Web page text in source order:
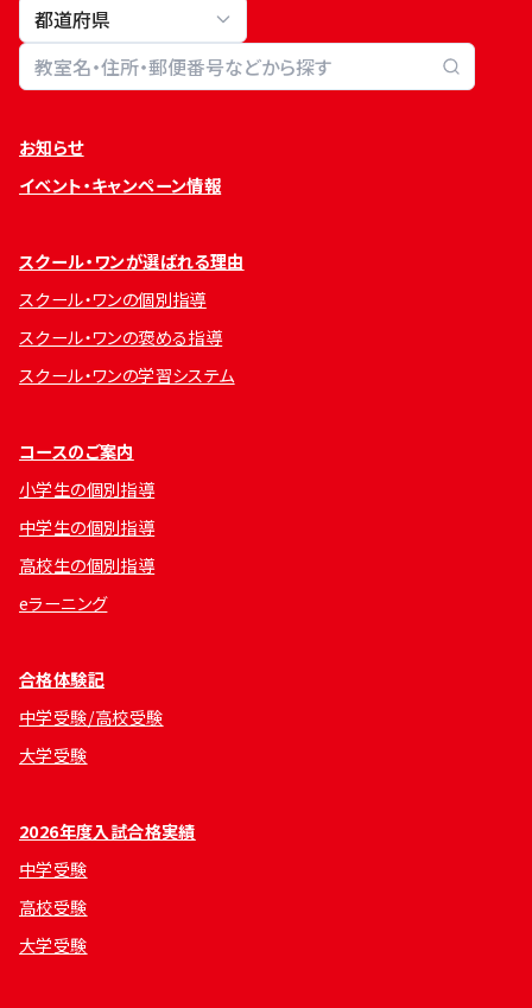
教室検索
お知らせ
イベント・キャンペーン情報
スクール・ワンが選ばれる理由
スクール・ワンの個別指導
スクール・ワンの褒める指導
スクール・ワンの学習システム
コースのご案内
小学生の個別指導
中学生の個別指導
高校生の個別指導
eラーニング
合格体験記
中学受験/高校受験
大学受験
2026年度入試合格実績
中学受験
高校受験
大学受験